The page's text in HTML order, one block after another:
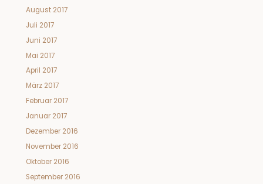
August 2017
Juli 2017
Juni 2017
Mai 2017
April 2017
März 2017
Februar 2017
Januar 2017
Dezember 2016
November 2016
Oktober 2016
September 2016